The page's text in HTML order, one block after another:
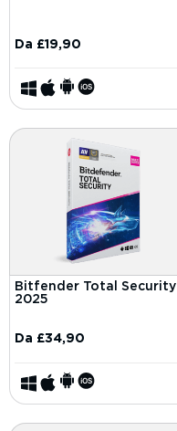
Da £19,90
Bitfender Total Security
2025
Da £34,90